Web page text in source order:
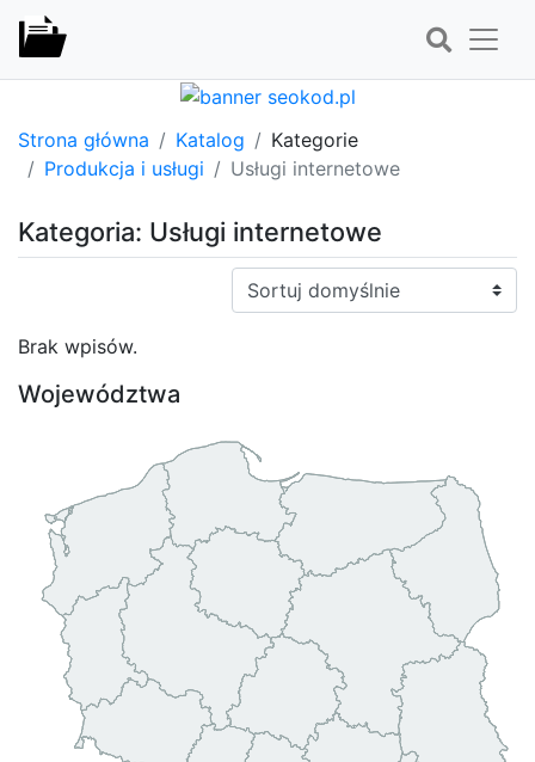
Strona główna Katalog
Kategorie
Produkcja i usługi
Usługi internetowe
Kategoria: Usługi internetowe
Sortuj:
Brak wpisów.
Województwa